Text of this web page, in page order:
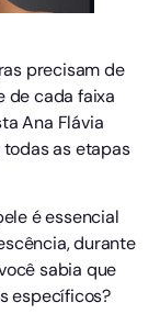
precisam de
de cada faixa
Ana Flávia
as etapas
é essencial
durante
sabia que
específicos?